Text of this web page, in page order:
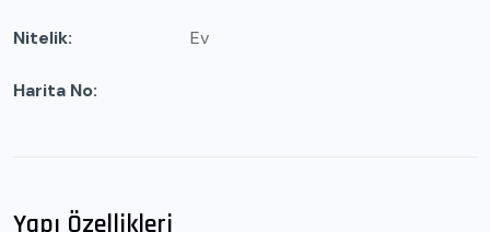
Nitelik Ev
Harita No
Yapı Özellikleri